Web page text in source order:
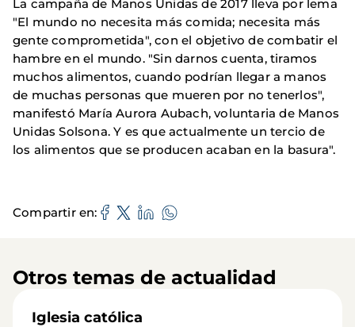
La campaña de Manos Unidas de 2017 lleva por lema
"El mundo no necesita más comida; necesita más
gente comprometida", con el objetivo de combatir el
hambre en el mundo. "Sin darnos cuenta, tiramos
muchos alimentos, cuando podrían llegar a manos
de muchas personas que mueren por no tenerlos",
manifestó María Aurora Aubach, voluntaria de Manos
Unidas Solsona. Y es que actualmente un tercio de
los alimentos que se producen acaban en la basura".
Compartir en
Otros temas de actualidad
Iglesia católica